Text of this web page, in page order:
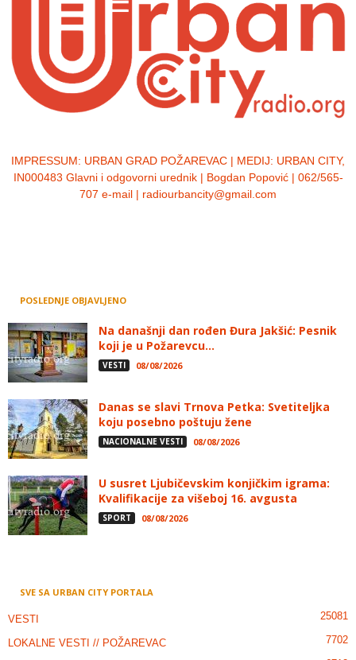
IMPRESSUM: URBAN GRAD POŽAREVAC | MEDIJ: URBAN CITY,
IN000483 Glavni i odgovorni urednik | Bogdan Popović | 062/565-
707 e-mail | radiourbancity@gmail.com
POSLEDNJE OBJAVLJENO
Na današnji dan rođen Đura Jakšić: Pesnik
koji je u Požarevcu...
VESTI 08/08/2026
Danas se slavi Trnova Petka: Svetiteljka
koju posebno poštuju žene
NACIONALNE VESTI 08/08/2026
U susret Ljubičevskim konjičkim igrama:
Kvalifikacije za višeboj 16. avgusta
SPORT 08/08/2026
SVE SA URBAN CITY PORTALA
VESTI 25081
LOKALNE VESTI // POŽAREVAC
7702